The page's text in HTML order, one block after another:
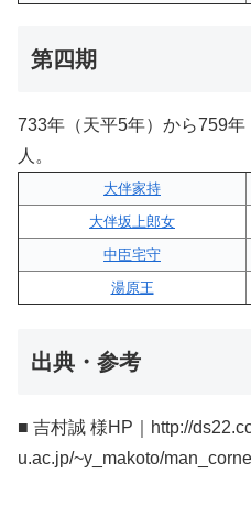
第四期
733年（天平5年）から759
人。
大伴家持
大伴坂上郎女
中臣宅守
湯原王
出典・参考
■ 吉村誠 様HP｜http://
u.ac.jp/~y_makoto/